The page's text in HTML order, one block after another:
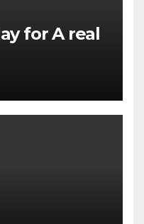
for A real